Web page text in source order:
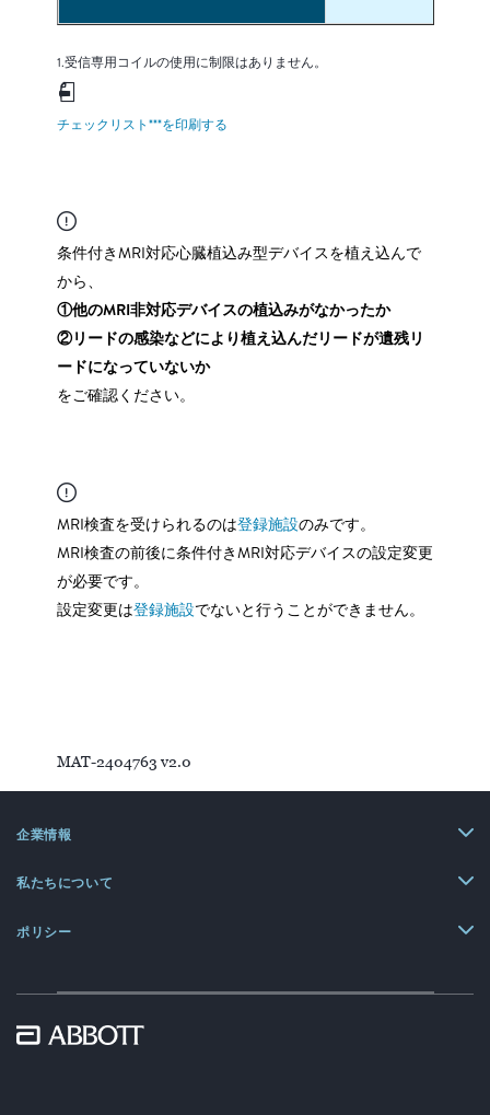
1.受信専用コイルの使用に制限はありません。
チェックリスト***を印刷する
条件付きMRI対応心臓植込み型デバイスを植え込んで
から、
①他のMRI非対応デバイスの植込みがなかったか
②リードの感染などにより植え込んだリードが遺残リ
ードになっていないか
をご確認ください。
MRI検査を受けられるのは登録施設のみです。
MRI検査の前後に条件付きMRI対応デバイスの設定変更
が必要です。
設定変更は登録施設でないと行うことができません。
MAT-2404763 v2.0
企業情報
私たちについて
ポリシー